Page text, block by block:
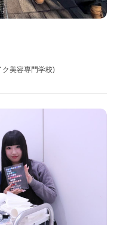
ク美容専門学校)